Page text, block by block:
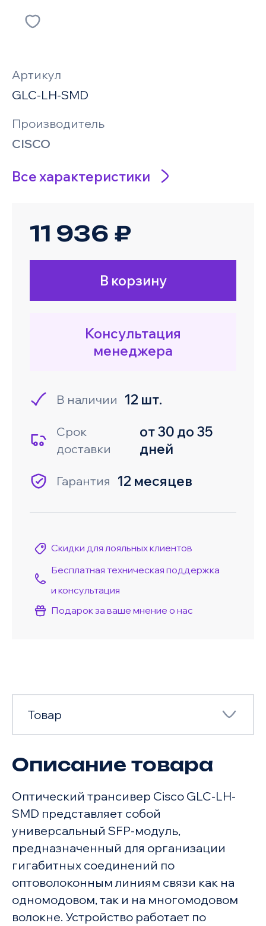
Артикул
GLC-LH-SMD
Производитель
CISCO
Все характеристики
11 936 ₽
В корзину
Консультация
менеджера
В наличии 12 шт.
Срок
доставки
от 30 до 35
дней
Гарантия 12 месяцев
Скидки для лояльных клиентов
Бесплатная техническая поддержка
и консультация
Подарок за ваше мнение о нас
Товар
Товар
Характеристики
Описание товара
Оптический трансивер Cisco GLC-LH-
SMD представляет собой
универсальный SFP-модуль,
предназначенный для организации
гигабитных соединений по
оптоволоконным линиям связи как на
одномодовом, так и на многомодовом
волокне. Устройство работает по